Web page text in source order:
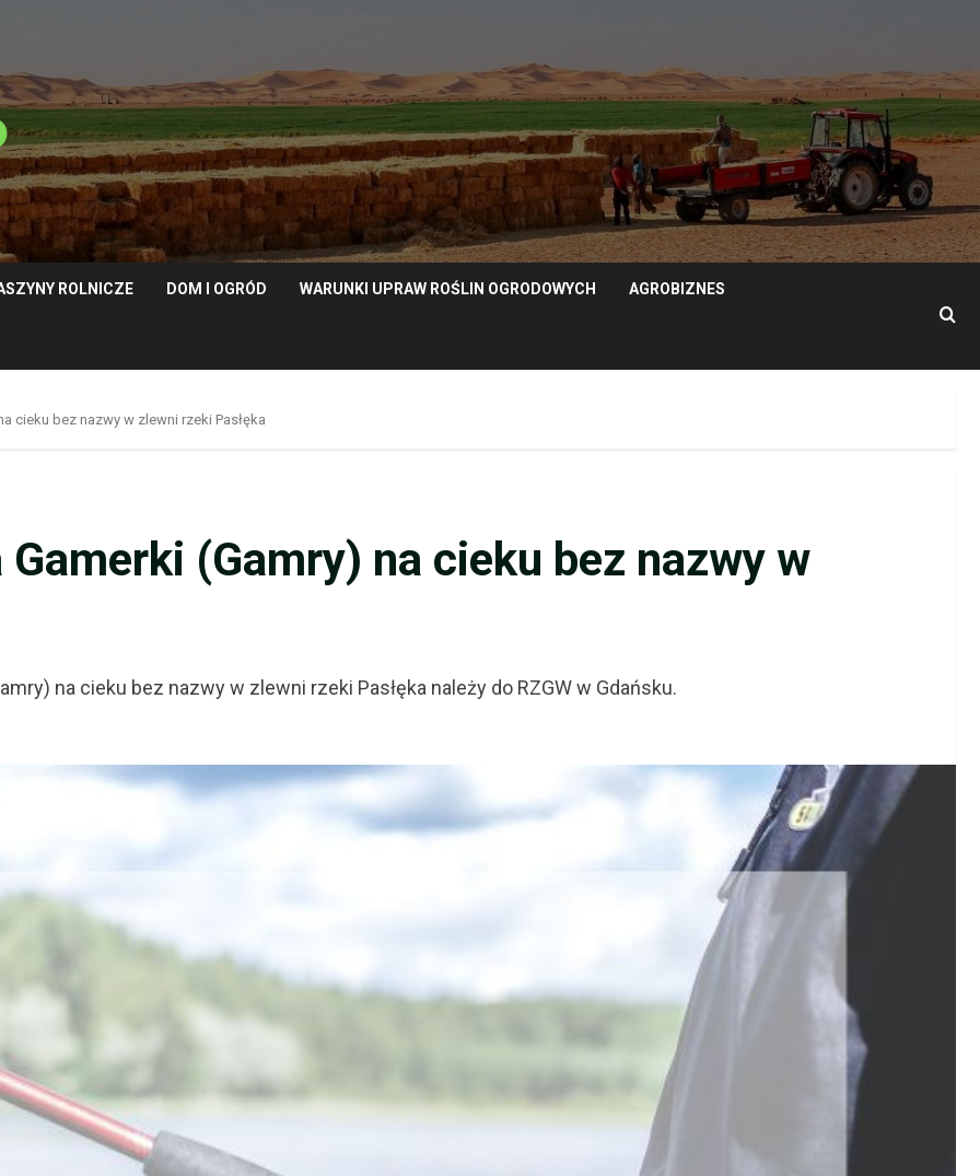
ROLNICZE DOM I OGRÓD WARUNKI UPRAW ROŚLIN OGRODOWYCH AGROBIZNES
cieku bez nazwy w zlewni rzeki Pasłęka
(Gamry) na cieku bez nazwy w
na cieku bez nazwy w zlewni rzeki Pasłęka należy do RZGW w Gdańsku.